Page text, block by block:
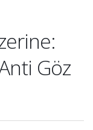
Göz